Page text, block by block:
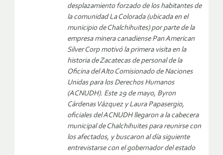
desplazamiento forzado de los habitantes de
la comunidad La Colorada (ubicada en el
municipio de Chalchihuites) por parte de la
empresa minera canadiense Pan American
Silver Corp motivó la primera visita en la
historia de Zacatecas de personal de la
Oficina del Alto Comisionado de Naciones
Unidas para los Derechos Humanos
(ACNUDH). Este 29 de mayo, Byron
Cárdenas Vázquez y Laura Papasergio,
oficiales del ACNUDH llegaron a la cabecera
municipal de Chalchihuites para reunirse con
los afectados, y buscaron al día siguiente
entrevistarse con el gobernador del estado